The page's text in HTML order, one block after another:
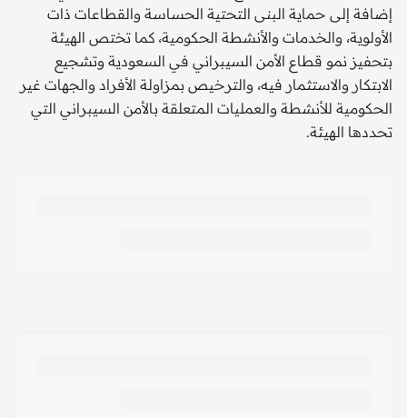
إضافة إلى حماية البنى التحتية الحساسة والقطاعات ذات
الأولوية، والخدمات والأنشطة الحكومية، كما تختص الهيئة
بتحفيز نمو قطاع الأمن السيبراني في السعودية وتشجيع
الابتكار والاستثمار فيه، والترخيص بمزاولة الأفراد والجهات غير
الحكومية للأنشطة والعمليات المتعلقة بالأمن السيبراني التي
تحددها الهيئة.